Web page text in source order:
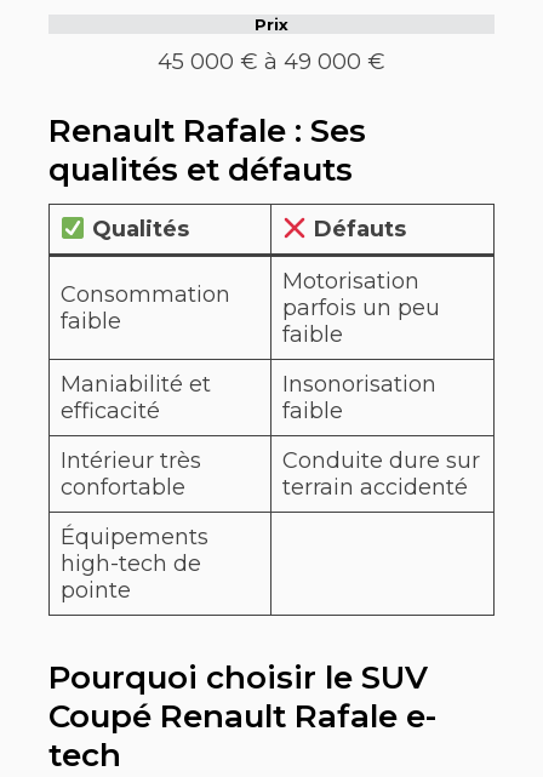
Prix
45 000 € à 49 000 €
Renault Rafale : Ses
qualités et défauts
Qualités Défauts
Consommation
faible
Motorisation
parfois un peu
faible
Maniabilité et
efficacité
Insonorisation
faible
Intérieur très
confortable
Conduite dure sur
terrain accidenté
Équipements
high-tech de
pointe
Pourquoi choisir le SUV
Coupé Renault Rafale e-
tech